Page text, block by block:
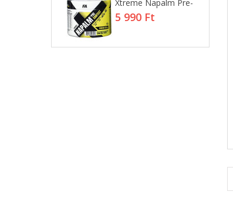
Xtreme Napalm Pre-
5 990 Ft